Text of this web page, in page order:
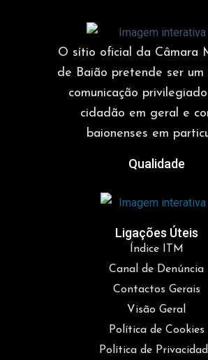
O sítio oficial da Câmara
de Baião pretende ser um
comunicação
cidadão em geral e
baionenses em
Qualidade
Ligações Úteis
Índice ITM
Canal de Denúncia
Contactos Gerais
Visão Geral
Política de Cookies
Política de